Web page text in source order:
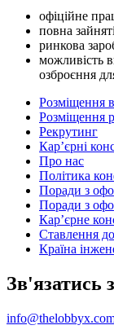
офіційне
повна
ринкова
можливість
озброєння
Розміщення
Розміщення
Рекрутинг
Карʼєрні
Про нас
Політика
Поради з
Поради з
Карʼєрне
Ставлення до
Країна
Зв'язатись